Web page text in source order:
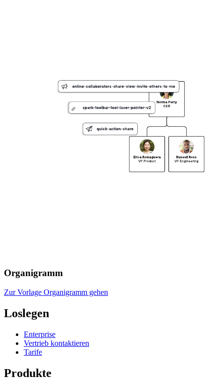
Organigramm
Zur Vorlage Organigramm gehen
Loslegen
Enterprise
Vertrieb kontaktieren
Tarife
Produkte